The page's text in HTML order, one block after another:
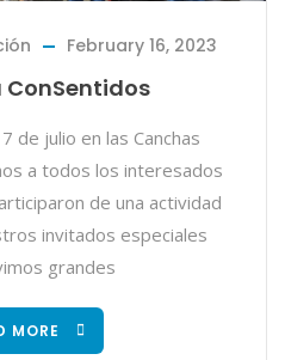
February 16, 2023
de julio en las Canchas
a todos los interesados
de una actividad
invitados especiales
grandes
MORE